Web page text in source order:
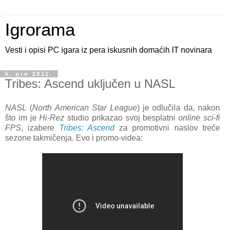
Igrorama
Vesti i opisi PC igara iz pera iskusnih domaćih IT novinara
5. pro 2011.
Tribes: Ascend uključen u NASL
NASL (North American Star League) je odlučila da, nakon
što im jeHi-Rez studio prikazao svoj besplatnionline sci-fi
FPS, izabere Tribes: Ascendza promotivni naslov treće
sezone takmičenja. Evo i promo-videa: